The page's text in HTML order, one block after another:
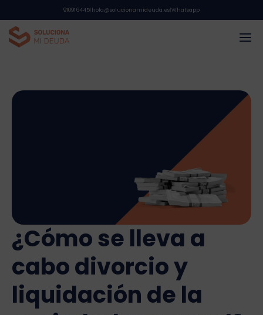
al
contenido
910916445|hola@solucionamideuda.es|Whatsapp
¿Cómo se lleva a
cabo divorcio y
liquidación de la